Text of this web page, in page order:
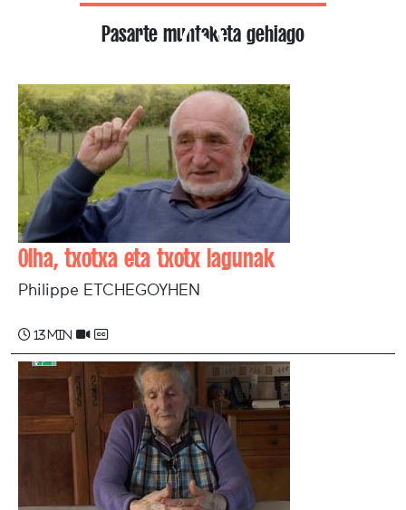
Pasarte muntaketa gehiago
Olha, txotxa eta txotx lagunak
Philippe ETCHEGOYHEN
13 min